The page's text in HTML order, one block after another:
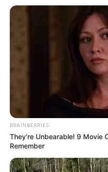
Ένα επικίνδυνο
ζωή των οδηγών
Τις τελευταίες μέρες,
συμβαίνει στους
BRAINBERRIES
They're Unbearable! 9 Movie
Remember